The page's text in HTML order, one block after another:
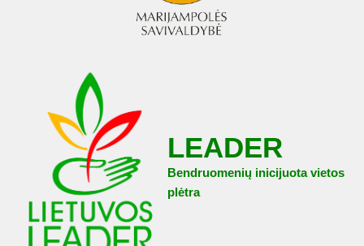
LEADER
Bendruomenių inicijuota vietos
plėtra